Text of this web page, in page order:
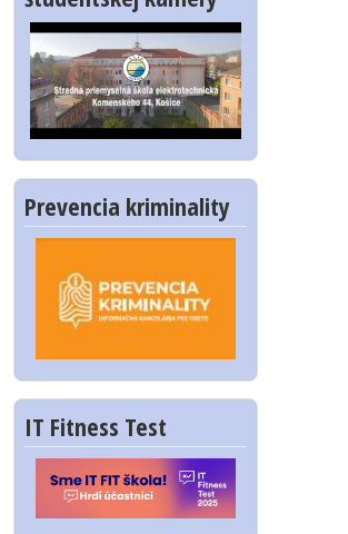
Prevencia kriminality
IT Fitness Test